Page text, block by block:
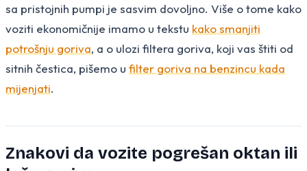
sa pristojnih pumpi je sasvim dovoljno. Više o tome kako
voziti ekonomičnije imamo u tekstu kako smanjiti
potrošnju goriva, a o ulozi filtera goriva, koji vas štiti od
sitnih čestica, pišemo u filter goriva na benzincu kada
mijenjati.
Znakovi da vozite pogrešan oktan ili